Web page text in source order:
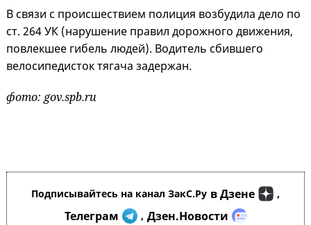
В связи с происшествием полиция возбудила дело по
ст. 264 УК (нарушение правил дорожного движения,
повлекшее гибель людей). Водитель сбившего
велосипедисток тягача задержан.
фото: gov.spb.ru
Подписывайтесь на канал ЗакС.Ру в Дзене ,
Телеграм , Дзен.Новости